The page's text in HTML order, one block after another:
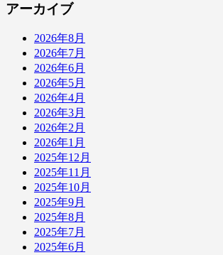
アーカイブ
2026年8月
2026年7月
2026年6月
2026年5月
2026年4月
2026年3月
2026年2月
2026年1月
2025年12月
2025年11月
2025年10月
2025年9月
2025年8月
2025年7月
2025年6月